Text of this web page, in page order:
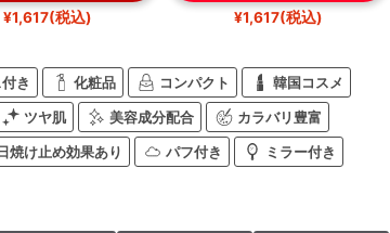
¥1,617(税込) ¥1,617(税込)
き 化粧品 コンパクト 韓国コスメ
ツヤ肌 美容成分配合 カラバリ豊富
焼け止め効果あり パフ付き ミラー付き